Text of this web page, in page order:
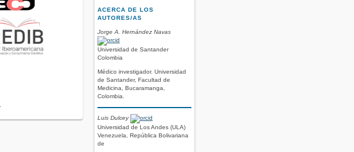
ACERCA DE LOS
AUTORES/AS
Jorge A. Hernández Navas
Universidad de Santander
Colombia
Médico investigador. Universidad
de Santander, Facultad de
Medicina, Bucaramanga,
Colombia.
Luis Dulcey
Universidad de Los Andes (ULA)
Venezuela, República Bolivariana
de